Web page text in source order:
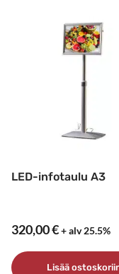
LED-infotaulu A3
320,00€+ alv 25.5%
Lisää